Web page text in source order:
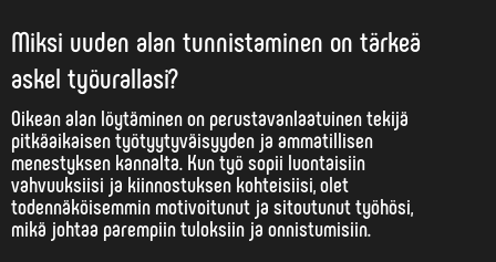
Miksi uuden alan tunnistaminen on tärkeä
askel työurallasi?
Oikean alan löytäminen on perustavanlaatuinen tekijä
pitkäaikaisen työtyytyväisyyden ja ammatillisen
menestyksen kannalta. Kun työ sopii luontaisiin
vahvuuksiisi ja kiinnostuksen kohteisiisi, olet
todennäköisemmin motivoitunut ja sitoutunut työhösi,
mikä johtaa parempiin tuloksiin ja onnistumisiin.